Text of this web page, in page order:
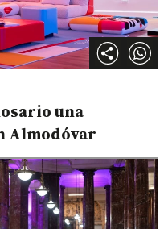
una
Almodóvar